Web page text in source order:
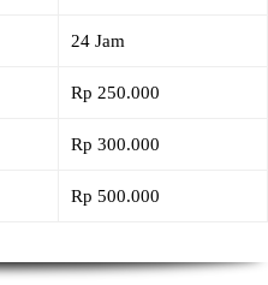
24 Jam
Rp 250.000
Rp 300.000
Rp 500.000